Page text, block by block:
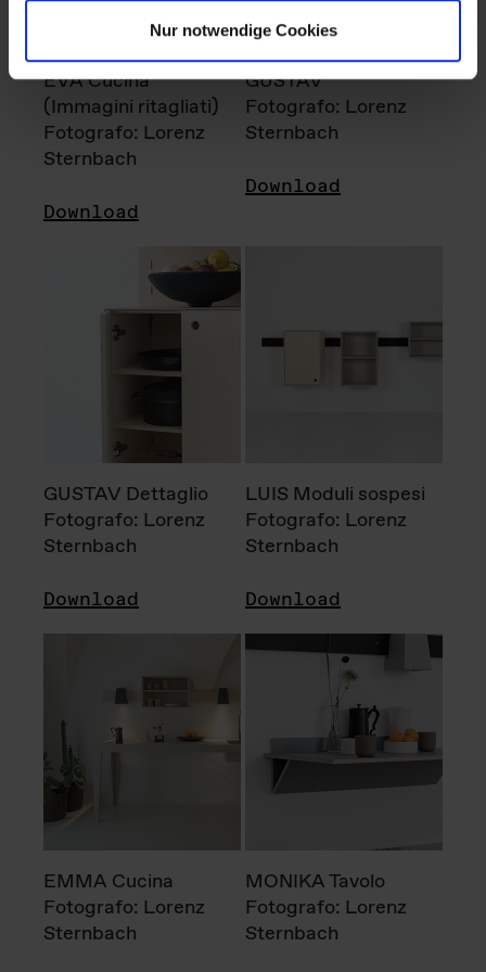
Nur notwendige Cookies
EVA Cucina
(Immagini ritagliati)
Fotografo: Lorenz
Sternbach
Download
GUSTAV
Fotografo: Lorenz
Sternbach
Download
GUSTAV Dettaglio
Fotografo: Lorenz
Sternbach
Download
LUIS Moduli sospesi
Fotografo: Lorenz
Sternbach
Download
EMMA Cucina
Fotografo: Lorenz
Sternbach
MONIKA Tavolo
Fotografo: Lorenz
Sternbach